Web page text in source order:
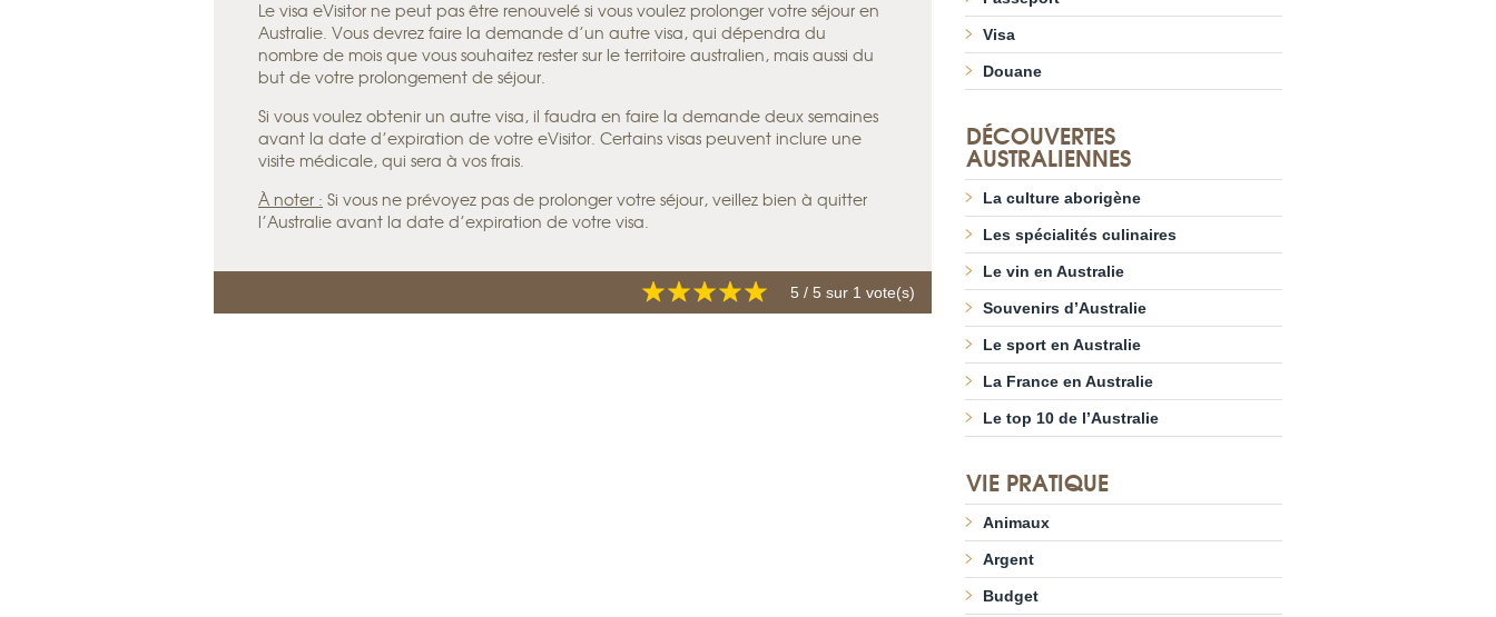
Le visa eVisitor ne peut pas être renouvelé si vous voulez prolonger votre séjour en
Australie. Vous devrez faire la demande d’un autre visa, qui dépendra du
nombre de mois que vous souhaitez rester sur le territoire australien, mais aussi du
but de votre prolongement de séjour.
Si vous voulez obtenir un autre visa, il faudra en faire la demande deux semaines
avant la date d’expiration de votre eVisitor. Certains visas peuvent inclure une
visite médicale, qui sera à vos frais.
À noter : Si vous ne prévoyez pas de prolonger votre séjour, veillez bien à quitter
l’Australie avant la date d’expiration de votre visa.
5 / 5 sur 1 vote(s)
Visa
Douane
DÉCOUVERTES
AUSTRALIENNES
La culture aborigène
Les spécialités culinaires
Le vin en Australie
Souvenirs d’Australie
Le sport en Australie
La France en Australie
Le top 10 de l’Australie
VIE PRATIQUE
Animaux
Argent
Budget